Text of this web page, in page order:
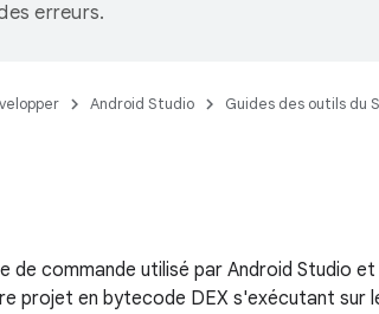
erreurs.
Android Studio Guides des outils du
de commande utilisé par Android Studio
projet en bytecode DEX s'exécutant sur